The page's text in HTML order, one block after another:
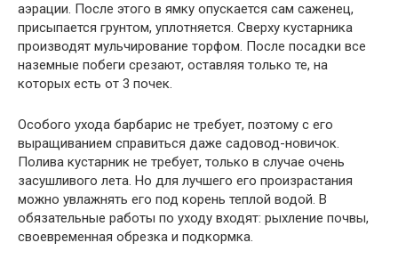
аэрации. После этого в ямку опускается сам саженец,
присыпается грунтом, уплотняется. Сверху кустарника
производят мульчирование торфом. После посадки все
наземные побеги срезают, оставляя только те, на
которых есть от 3 почек.
Особого ухода барбарис не требует, поэтому с его
выращиванием справиться даже садовод-новичок.
Полива кустарник не требует, только в случае очень
засушливого лета. Но для лучшего его произрастания
можно увлажнять его под корень теплой водой. В
обязательные работы по уходу входят: рыхление почвы,
своевременная обрезка и подкормка.